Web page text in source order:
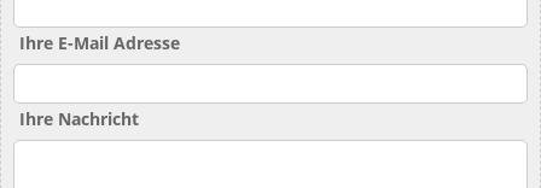
Ihre E-Mail Adresse
Ihre Nachricht